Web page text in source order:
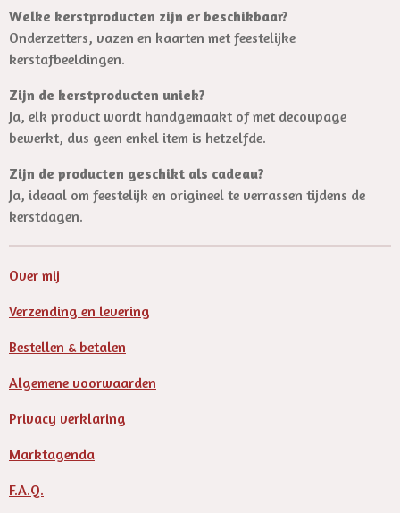
Welke kerstproducten zijn er beschikbaar?
Onderzetters, vazen en kaarten met feestelijke
kerstafbeeldingen.
Zijn de kerstproducten uniek?
Ja, elk product wordt handgemaakt of met decoupage
bewerkt, dus geen enkel item is hetzelfde.
Zijn de producten geschikt als cadeau?
Ja, ideaal om feestelijk en origineel te verrassen tijdens de
kerstdagen.
Over mij
Verzending en levering
Bestellen & betalen
Algemene voorwaarden
Privacy verklaring
Marktagenda
F.A.Q.